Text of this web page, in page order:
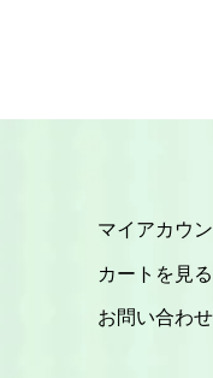
マイアカウ
カートを見る
お問い合わせ